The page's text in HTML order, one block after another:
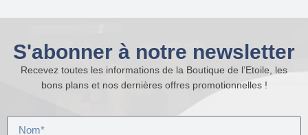
S'abonner à notre newsletter
Recevez toutes les informations de la Boutique de l’Etoile, les
bons plans et nos dernières offres promotionnelles !